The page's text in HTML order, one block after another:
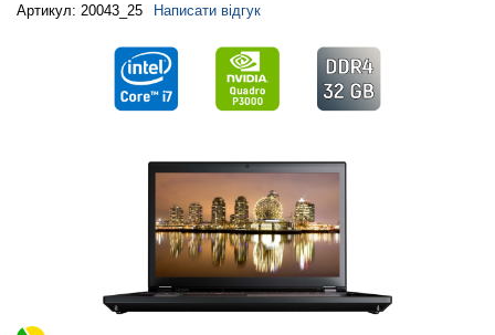
Артикул: 20043_25 Написати відгук